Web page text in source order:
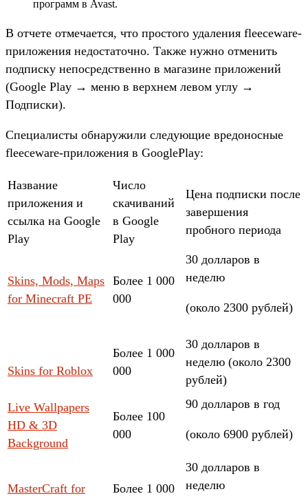
программ в Avast.
В отчете отмечается, что простого удаления fleeceware-
приложения недостаточно. Также нужно отменить
подписку непосредственно в магазине приложений
(Google Play → меню в верхнем левом углу →
Подписки).
Специалисты обнаружили следующие вредоносные
fleeceware-приложения в GooglePlay:
Название
приложения и
ссылка на Google
Play
Число
скачиваний
в Google
Play
Цена подписки после
завершения
пробного периода
Skins, Mods, Maps
for Minecraft PE
Более 1 000
000
30 долларов в
неделю
(около 2300 рублей)
Skins for Roblox
Более 1 000
000
30 долларов в
неделю (около 2300
рублей)
Live Wallpapers
HD & 3D
Background
Более 100
000
90 долларов в год
(около 6900 рублей)
MasterCraft for
Более 1 000
30 долларов в
неделю